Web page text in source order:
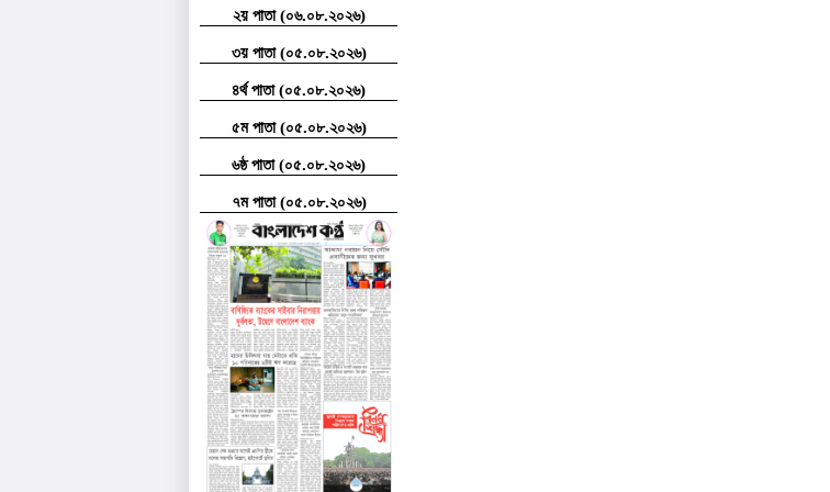
২য় পাতা (০৬.০৮.২০২৬)
৩য় পাতা (০৫.০৮.২০২৬)
৪র্থ পাতা (০৫.০৮.২০২৬)
৫ম পাতা (০৫.০৮.২০২৬)
৬ষ্ঠ পাতা (০৫.০৮.২০২৬)
৭ম পাতা (০৫.০৮.২০২৬)